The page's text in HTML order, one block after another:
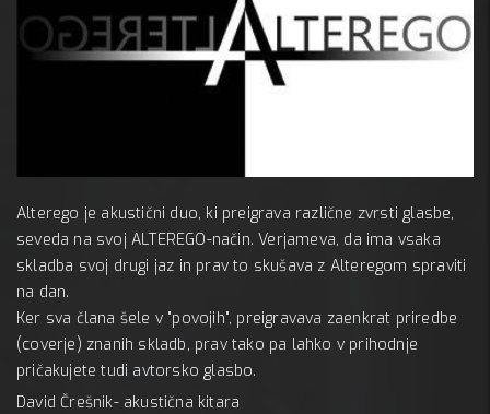
Alterego je akustični duo, ki preigrava različne zvrsti glasbe,
seveda na svoj ALTEREGO-način. Verjameva, da ima vsaka
skladba svoj drugi jaz in prav to skušava z Alteregom spraviti
na dan.
Ker sva člana šele v "povojih", preigravava zaenkrat priredbe
(coverje) znanih skladb, prav tako pa lahko v prihodnje
pričakujete tudi avtorsko glasbo.
David Črešnik- akustična kitara